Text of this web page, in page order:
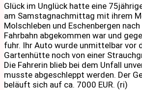
Glück im Unglück hatte eine
am Samstagnachmittag mit ihrem
Molschleben und Eschenbergen
Fahrbahn abgekommen war und
fuhr. Ihr Auto wurde unmittelbar vor
Gartenhütte noch von einer
Die Fahrerin blieb bei dem Unfall
musste abgeschleppt werden. Der
beläuft sich auf ca. 7000 EUR. (ri)